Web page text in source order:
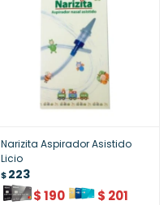
Narizita Aspirador Asistido
Licio
$223
$190 $ 201